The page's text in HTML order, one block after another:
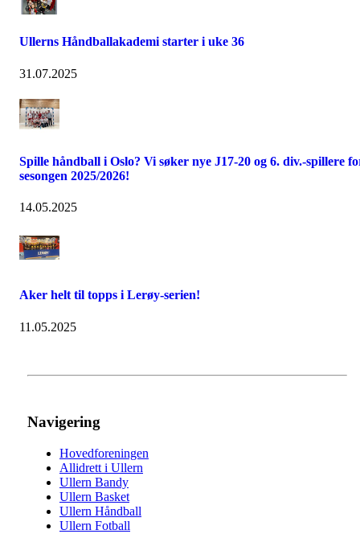
Ullerns Håndballakademi starter i uke 36
31.07.2025
Spille håndball i Oslo? Vi søker nye J17-20 og 6. div.-spillere
sesongen 2025/2026!
14.05.2025
Aker helt til topps i Lerøy-serien!
11.05.2025
Navigering
Hovedforeningen
Allidrett i Ullern
Ullern Bandy
Ullern Basket
Ullern Håndball
Ullern Fotball